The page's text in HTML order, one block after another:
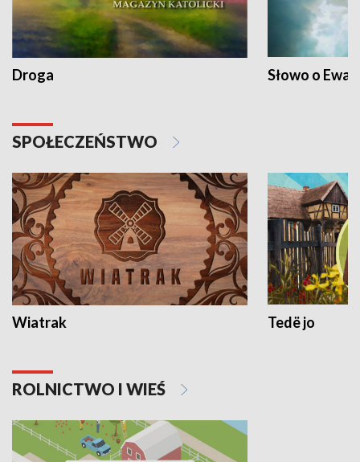
Droga Słowo o
SPOŁECZEŃSTWO
Wiatrak Tedë jo
ROLNICTWO I WIEŚ